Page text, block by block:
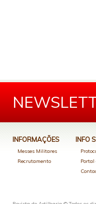
INFORMAÇÕES
Messes Militares
Recrutamento
INFO
Portal